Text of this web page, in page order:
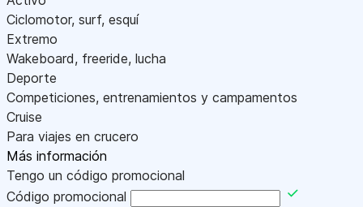
Ciclomotor, surf, esquí
Extremo
Wakeboard, freeride, lucha
Deporte
Competiciones, entrenamientos y campamentos
Cruise
Para viajes en crucero
Más información
Tengo un código promocional
Código promocional